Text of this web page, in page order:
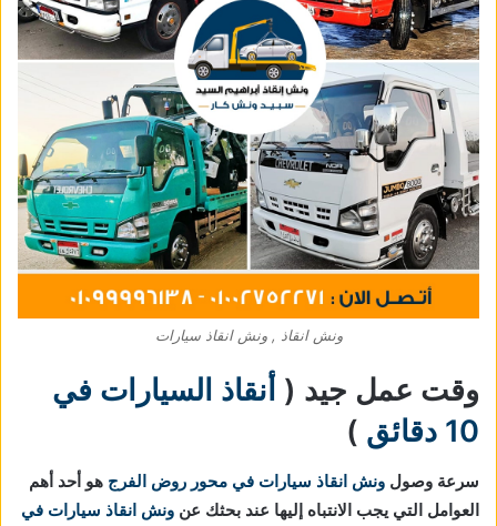
ونش انقاذ , ونش انقاذ سيارات
وقت عمل جيد ( أنقاذ السيارات في
10 دقائق
)
سرعة وصول ونش انقاذ سيارات في محور روض الفرج هو أحد أهم
العوامل التي يجب الانتباه إليها عند بحثك عن ونش انقاذ سيارات في